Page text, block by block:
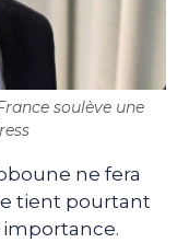
soulève une
ne fera
tient pourtant